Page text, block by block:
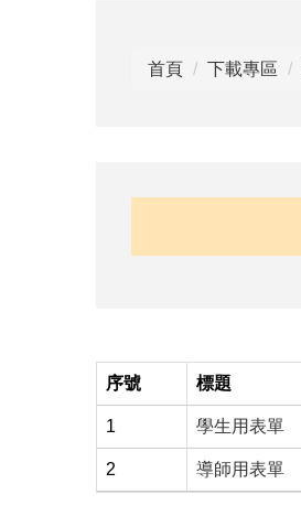
首頁 下載專區
序號 標題
1 學生用表單
2 導師用表單